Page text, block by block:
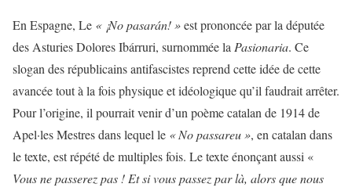
En Espagne, Le « ¡No pasarán! »est prononcée par la députée
des Asturies Dolores Ibárruri, surnommée la Pasionaria. Ce
slogan des républicains antifascistes reprend cette idée de cette
avancée tout à la fois physique et idéologique qu’il faudrait arrêter.
Pour l’origine, il pourrait venir d’un poème catalan de 1914 de
Apel·les Mestres dans lequel le « No passareu», en catalan dans
le texte, est répété de multiples fois. Le texte énonçant aussi «
Vous ne passerez pas ! Et si vous passez par là, alors que nous